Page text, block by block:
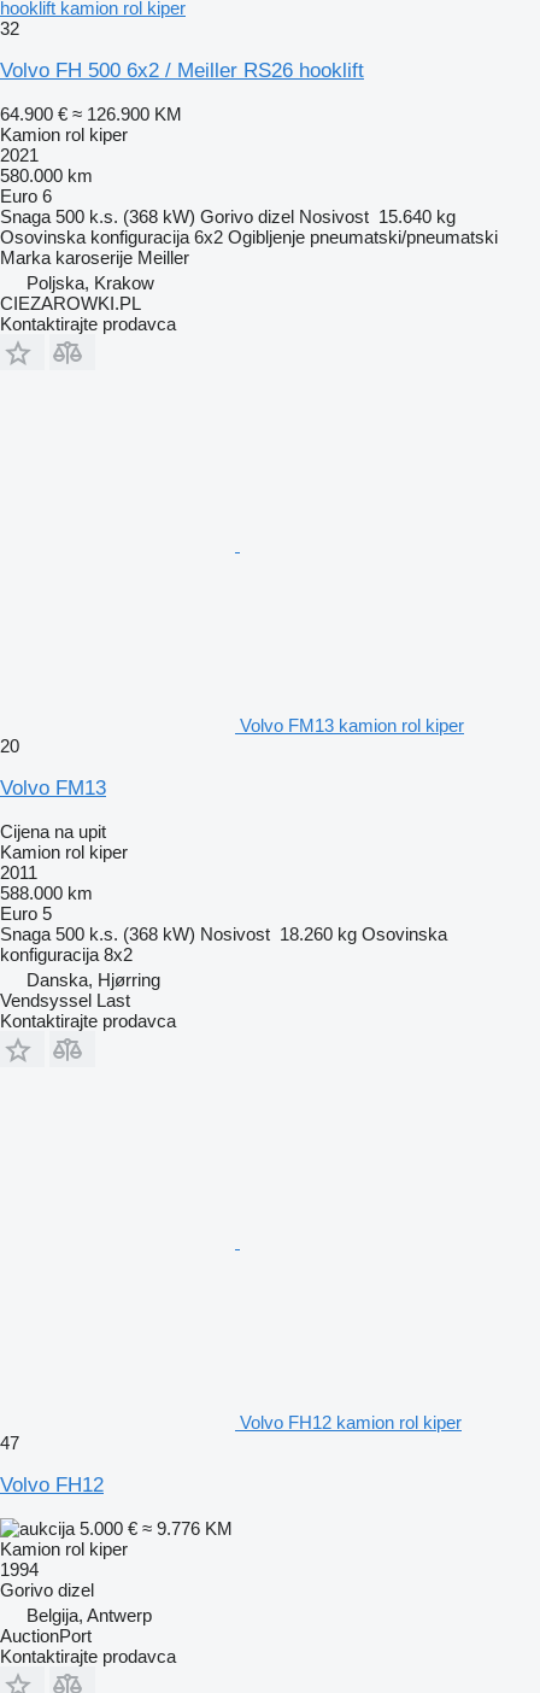
hooklift kamion rol kiper
32
Volvo FH 500 6x2 / Meiller RS26 hooklift
64.900 € ≈ 126.900 KM
Kamion rol kiper
2021
580.000 km
Euro 6
Snaga 500 k.s. (368 kW) Gorivo dizel Nosivost 15.640 kg
Osovinska konfiguracija 6x2 Ogibljenje pneumatski/pneumatski
Marka karoserije Meiller
Poljska, Krakow
CIEZAROWKI.PL
Kontaktirajte prodavca
Volvo FM13 kamion rol kiper
20
Volvo FM13
Cijena na upit
Kamion rol kiper
2011
588.000 km
Euro 5
Snaga 500 k.s. (368 kW) Nosivost 18.260 kg Osovinska
konfiguracija 8x2
Danska, Hjørring
Vendsyssel Last
Kontaktirajte prodavca
Volvo FH12 kamion rol kiper
47
Volvo FH12
5.000 € ≈ 9.776 KM
Kamion rol kiper
1994
Gorivo dizel
Belgija, Antwerp
AuctionPort
Kontaktirajte prodavca